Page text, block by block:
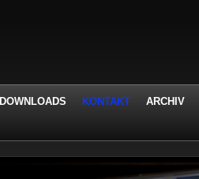
DOWNLOADS KONTAKT
ARCHIV